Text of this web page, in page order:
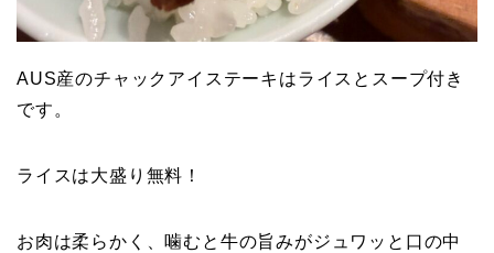
AUS産のチャックアイステーキはライスとスープ付き
です。
ライスは大盛り無料！
お肉は柔らかく、噛むと牛の旨みがジュワッと口の中